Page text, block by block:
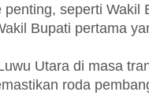
seperti
Bupati pertama
Utara di masa
roda